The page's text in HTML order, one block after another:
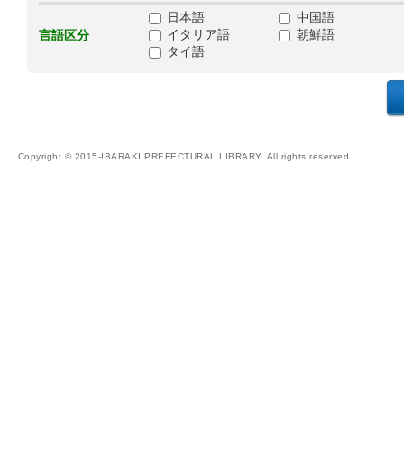
言語区分
日本語
中国語
イタリア語
朝鮮語
タイ語
Copyright © 2015-IBARAKI PREFECTURAL LIBRARY. All rights reserved.